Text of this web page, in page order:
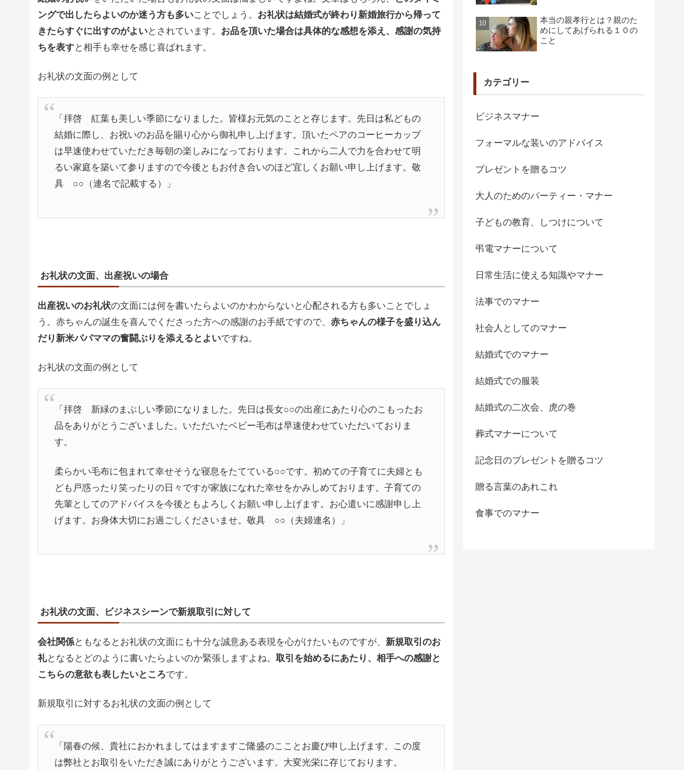
ングで出したらよいのか迷う方も多いことでしょう。 お礼状は結婚式が終わり新婚旅行から帰って
きたらすぐに出すのがよいとされています。 お品を頂いた場合は具体的な感想を添え、感謝の気持
ちを表すと相手も幸せを感じ喜ばれます。
お礼状の文面の例として
「拝啓 紅葉も美しい季節になりました。皆様お元気のことと存じます。先日は私どもの
結婚に際し、お祝いのお品を賜り心から御礼申し上げます。頂いたペアのコーヒーカップ
は早速使わせていただき毎朝の楽しみになっております。これから二人で力を合わせて明
るい家庭を築いて参りますので今後ともお付き合いのほど宜しくお願い申し上げます。敬
具 ○○（連名で記載する）」
お礼状の文面、出産祝いの場合
出産祝いのお礼状の文面には何を書いたらよいのかわからないと心配される方も多いことでしょ
う。赤ちゃんの誕生を喜んでくださった方への感謝のお手紙ですので、 赤ちゃんの様子を盛り込ん
だり新米パパママの奮闘ぶりを添えるとよいですね。
お礼状の文面の例として
「拝啓 新緑のまぶしい季節になりました。先日は長女○○の出産にあたり心のこもったお
品をありがとうございました。いただいたベビー毛布は早速使わせていただいておりま
す。
柔らかい毛布に包まれて幸せそうな寝息をたてている○○です。初めての子育てに夫婦とも
ども戸惑ったり笑ったりの日々ですが家族になれた幸せをかみしめております。子育ての
先輩としてのアドバイスを今後ともよろしくお願い申し上げます。お心遣いに感謝申し上
げます。お身体大切にお過ごしくださいませ。敬具 ○○（夫婦連名）」
お礼状の文面、ビジネスシーンで新規取引に対して
会社関係ともなるとお礼状の文面にも十分な誠意ある表現を心がけたいものですが、 新規取引のお
礼となるとどのように書いたらよいのか緊張しますよね。 取引を始めるにあたり、相手への感謝と
こちらの意欲も表したいところです。
新規取引に対するお礼状の文面の例として
「陽春の候、貴社におかれましてはますますご隆盛のこことお慶び申し上げます。この度
は弊社とお取引をいただき誠にありがとうございます。大変光栄に存じております。
本当の親孝行とは？親のた
めにしてあげられる１０の
こと
カテゴリー
ビジネスマナー
フォーマルな装いのアドバイス
プレゼントを贈るコツ
大人のためのパーティー・マナー
子どもの教育、しつけについて
弔電マナーについて
日常生活に使える知識やマナー
法事でのマナー
社会人としてのマナー
結婚式でのマナー
結婚式での服装
結婚式の二次会、虎の巻
葬式マナーについて
記念日のプレゼントを贈るコツ
贈る言葉のあれこれ
食事でのマナー